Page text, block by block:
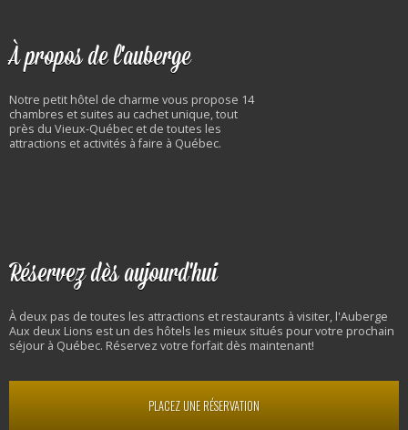
À propos de l'auberge
Notre petit hôtel de charme vous propose 14
chambres et suites au cachet unique, tout
près du Vieux-Québec et de toutes les
attractions et activités à faire à Québec.
Réservez dès aujourd'hui
À deux pas de toutes les attractions et restaurants à visiter, l'Auberge
Aux deux Lions est un des hôtels les mieux situés pour votre prochain
séjour à Québec. Réservez votre forfait dès maintenant!
PLACEZ UNE RÉSERVATION